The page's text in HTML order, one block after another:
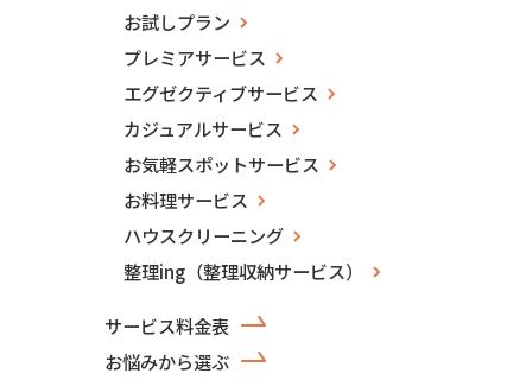
お試しプラン
プレミアサービス
エグゼクティブサービス
カジュアルサービス
お気軽スポットサービス
お料理サービス
ハウスクリーニング
整理ing（整理収納サービス）
サービス料金表
お悩みから選ぶ